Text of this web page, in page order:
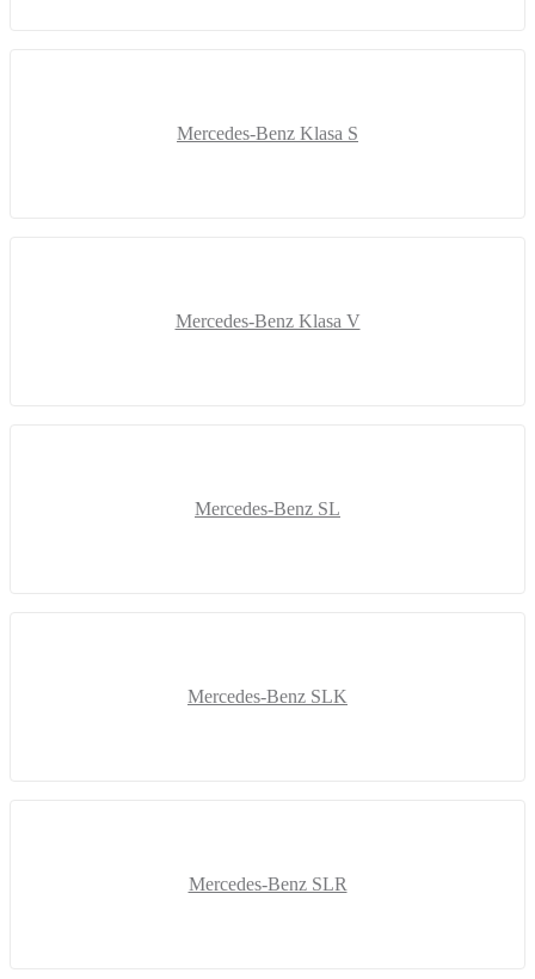
Mercedes-Benz Klasa S
Mercedes-Benz Klasa V
Mercedes-Benz SL
Mercedes-Benz SLK
Mercedes-Benz SLR